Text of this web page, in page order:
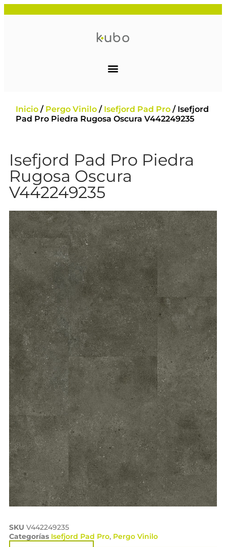
Inicio / Pergo Vinilo / Isefjord Pad Pro / Isefjord
Pad Pro Piedra Rugosa Oscura V442249235
Isefjord Pad Pro Piedra
Rugosa Oscura
V442249235
SKU V442249235
Categorías Isefjord Pad Pro, Pergo Vinilo